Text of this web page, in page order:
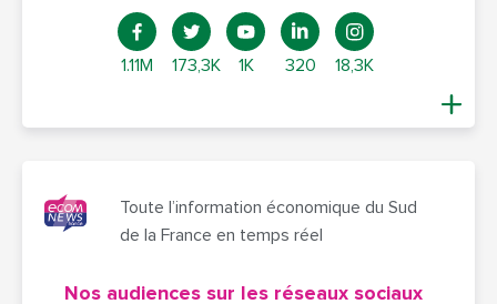
1.11M 173,3K 1K 320 18,3K
Toute l’information économique du Sud
de la France en temps réel
Nos audiences sur les réseaux sociaux